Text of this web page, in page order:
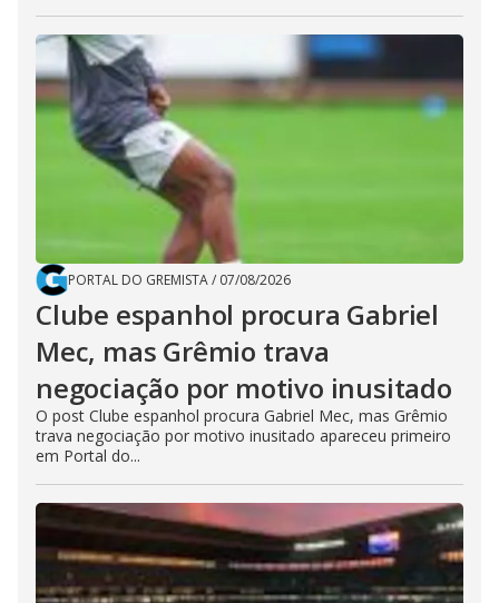
PORTAL DO GREMISTA/ 07/08/2026
Clube espanhol procura Gabriel
Mec, mas Grêmio trava
negociação por motivo inusitado
O post Clube espanhol procura Gabriel Mec, mas Grêmio
trava negociação por motivo inusitado apareceu primeiro
em Portal do...